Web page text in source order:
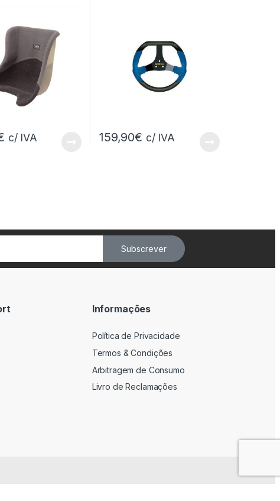
c/ IVA 159,90€ c/ IVA
Subscrever
Informações
Política de Privacidade
Termos & Condições
Arbitragem de Consumo
Livro de Reclamações